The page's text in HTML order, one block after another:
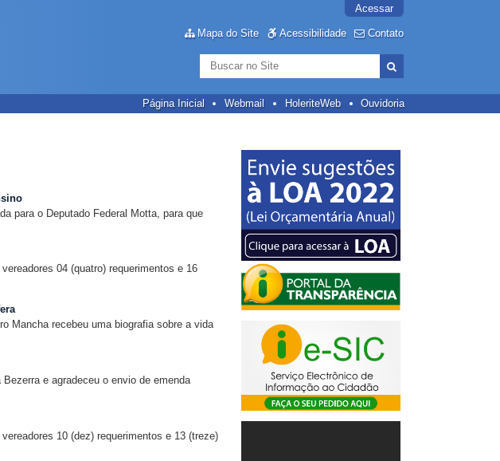
Acessar
Mapa do Site Acessibilidade Contato
Busca
Avançada…
Página Inicial Webmail HoleriteWeb Ouvidoria
para o Deputado Federal Motta, para que
04 (quatro) requerimentos e 16
Mancha recebeu uma biografia sobre a vida
e agradeceu o envio de emenda
10 (dez) requerimentos e 13 (treze)